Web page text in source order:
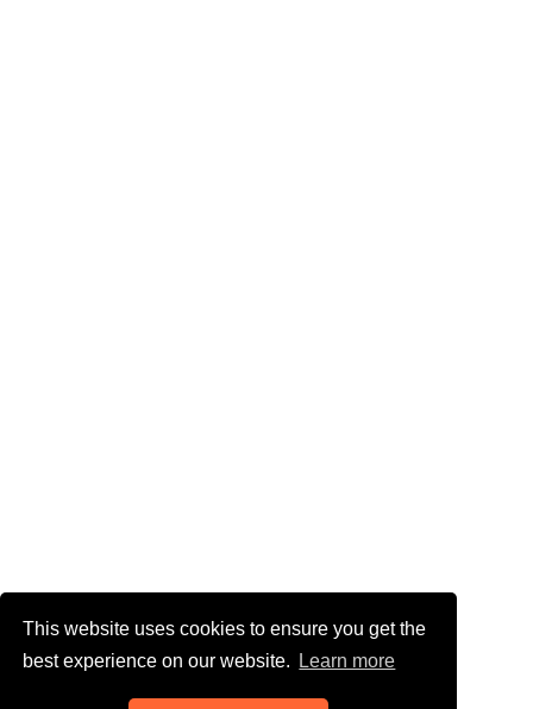
This website uses cookies to ensure you get the
best experience on our website.
Learn more